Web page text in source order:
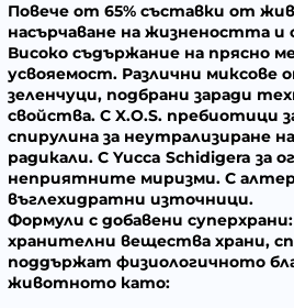
Повече от 65% съставки от
насърчаване на жизнеността и
Високо съдържание на прясно
усвояемост. Различни миксове
зеленчуци, подбрани заради
свойства. С X.O.S. пребиотици
спирулина за неутрализиране
радикали. С Yucca Schidigera за
неприятните миризми. С
въглехидратни източници.
Формули с добавени
хранителни вещества храни,
поддържат физиологичното
животното като: